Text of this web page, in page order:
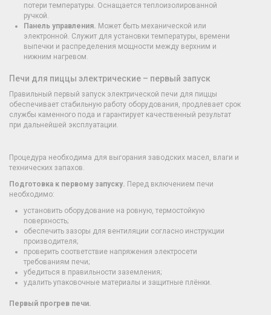
потери температуры. Оснащается теплоизолированной
ручкой.
Панель управления. Может быть механической или
электронной. Служит для установки температуры, времени
выпечки и распределения мощности между верхним и
нижним нагревом.
Печи для пиццы электрические – первый запуск
Правильный первый запуск электрической печи для пиццы
обеспечивает стабильную работу оборудования, продлевает срок
службы каменного пода и гарантирует качественный результат
при дальнейшей эксплуатации.
Процедура необходима для выгорания заводских масел, влаги и
технических запахов.
Подготовка к первому запуску. Перед включением печи
необходимо:
установить оборудование на ровную, термостойкую
поверхность;
обеспечить зазоры для вентиляции согласно инструкции
производителя;
проверить соответствие напряжения электросети
требованиям печи;
убедиться в правильности заземления;
удалить упаковочные материалы и защитные плёнки.
Первый прогрев печи.